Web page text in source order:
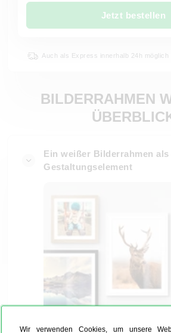
Wir verwenden Cookies, um unsere
Jetzt bestellen
Auch als Express innerhalb 24h möglich
BILDERRAHMEN
Ein weißer Bilderrahmen
Gestaltungselement